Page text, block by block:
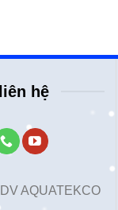
hệ
AQUATEKCO